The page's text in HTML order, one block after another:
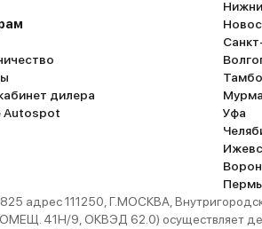
дилера
Autospot
Уфа
Пермь
адрес 111250, Г.МОСКВА,
41Н/9, ОКВЭД 62.0) осуществляет